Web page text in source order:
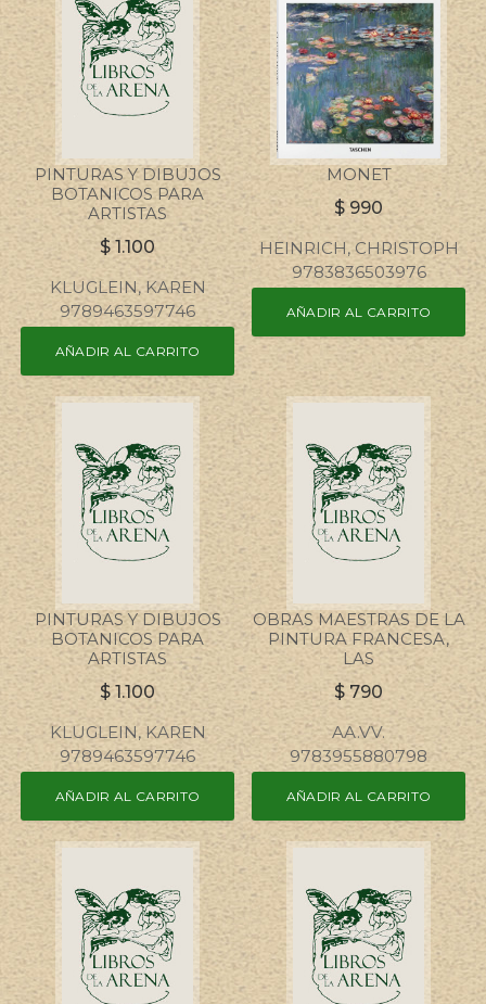
PINTURAS Y DIBUJOS
BOTANICOS PARA
ARTISTAS
$1.100
KLUGLEIN, KAREN
9789463597746
AÑADIR AL CARRITO
MONET
$990
HEINRICH, CHRISTOPH
9783836503976
AÑADIR AL CARRITO
PINTURAS Y DIBUJOS
BOTANICOS PARA
ARTISTAS
$1.100
KLUGLEIN, KAREN
9789463597746
AÑADIR AL CARRITO
OBRAS MAESTRAS DE LA
PINTURA FRANCESA,
LAS
$ 790
AA.VV.
9783955880798
AÑADIR AL CARRITO